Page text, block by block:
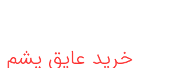
خرید عایق پشم